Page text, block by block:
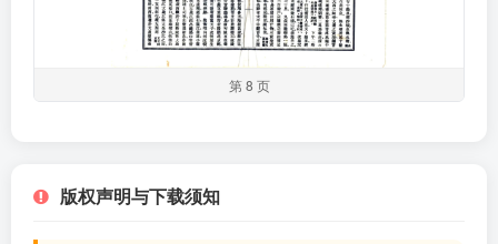
第 8 页
版权声明与下载须知